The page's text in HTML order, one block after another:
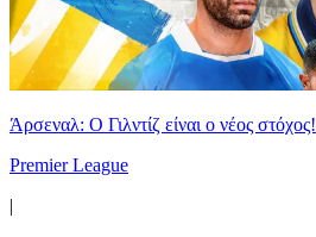
Άρσεναλ: Ο Γιλντίζ είναι ο νέος στόχος!
Premier League
|